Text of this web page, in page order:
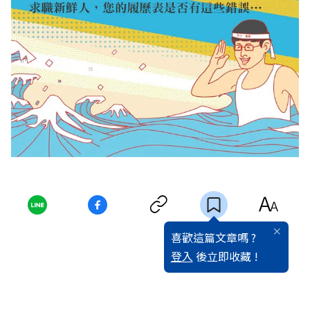
喜歡這篇文章嗎 ?
登入 後立即收藏 !